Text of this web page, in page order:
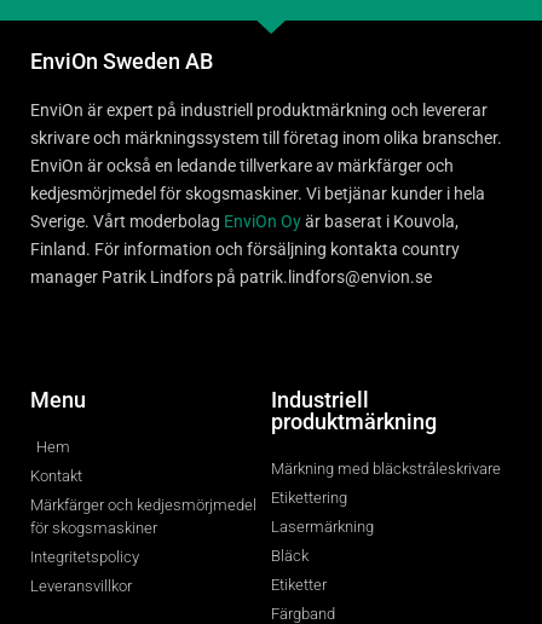
EnviOn Sweden AB
EnviOn är expert på industriell produktmärkning och levererar
skrivare och märkningssystem till företag inom olika branscher.
EnviOn är också en ledande tillverkare av märkfärger och
kedjesmörjmedel för skogsmaskiner. Vi betjänar kunder i hela
Sverige. Vårt moderbolag EnviOn Oyär baserat i Kouvola,
Finland. För information och försäljning kontakta country
manager Patrik Lindfors på patrik.lindfors@envion.se
Menu
Hem
Kontakt
Märkfärger och kedjesmörjmedel
för skogsmaskiner
Integritetspolicy
Leveransvillkor
Industriell
produktmärkning
Märkning med bläckstråleskrivare
Etikettering
Lasermärkning
Bläck
Etiketter
Färgband